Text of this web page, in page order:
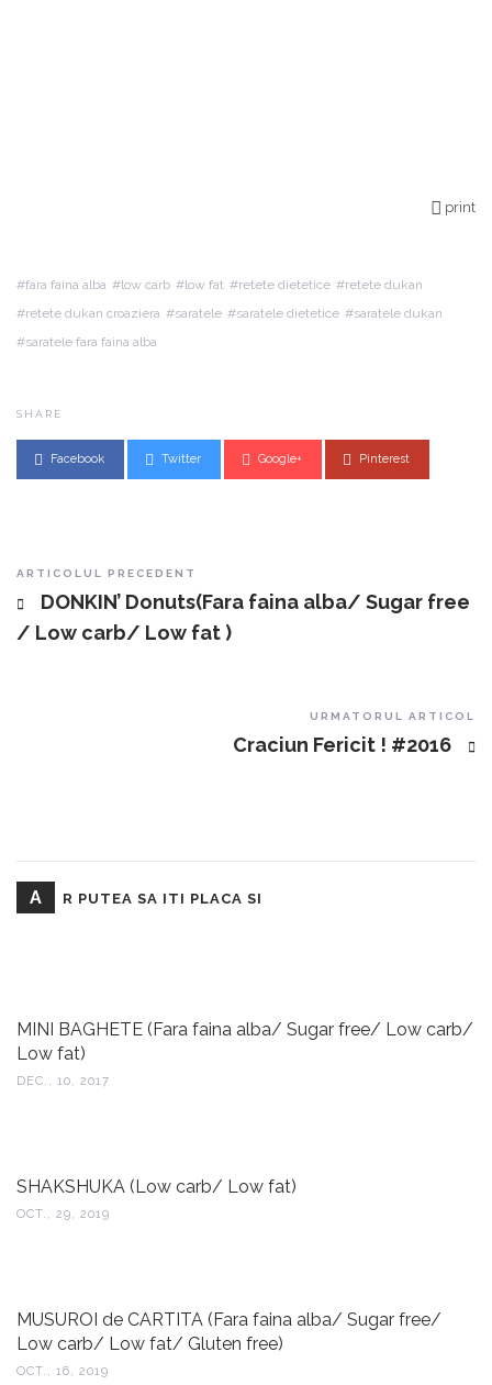
print
fara faina alba low carb low fat retete dietetice
retete dukan
retete dukan croaziera
saratele saratele dietetice
saratele dukan
saratele fara faina alba
SHARE
Facebook Twitter Google+ Pinterest
Post navigation
ARTICOLUL PRECEDENT
DONKIN’ Donuts(Fara faina alba/ Sugar free
/ Low carb/ Low fat )
URMATORUL ARTICOL
Craciun Fericit ! #2016
A R PUTEA SA ITI PLACA SI
MINI BAGHETE (Fara faina alba/ Sugar free/ Low carb/
Low fat)
DEC., 10, 2017
SHAKSHUKA (Low carb/ Low fat)
OCT., 29, 2019
MUSUROI de CARTITA (Fara faina alba/ Sugar free/
Low carb/ Low fat/ Gluten free)
OCT., 16, 2019